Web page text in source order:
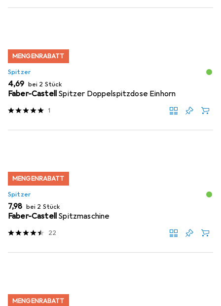
MENGENRABATT
Spitzer
EUR
4,69 bei 2 Stück
Faber-Castell Spitzer Doppelspitzdose Einhorn
1
MENGENRABATT
Spitzer
EUR
7,98 bei 2 Stück
Faber-Castell Spitzmaschine
22
MENGENRABATT